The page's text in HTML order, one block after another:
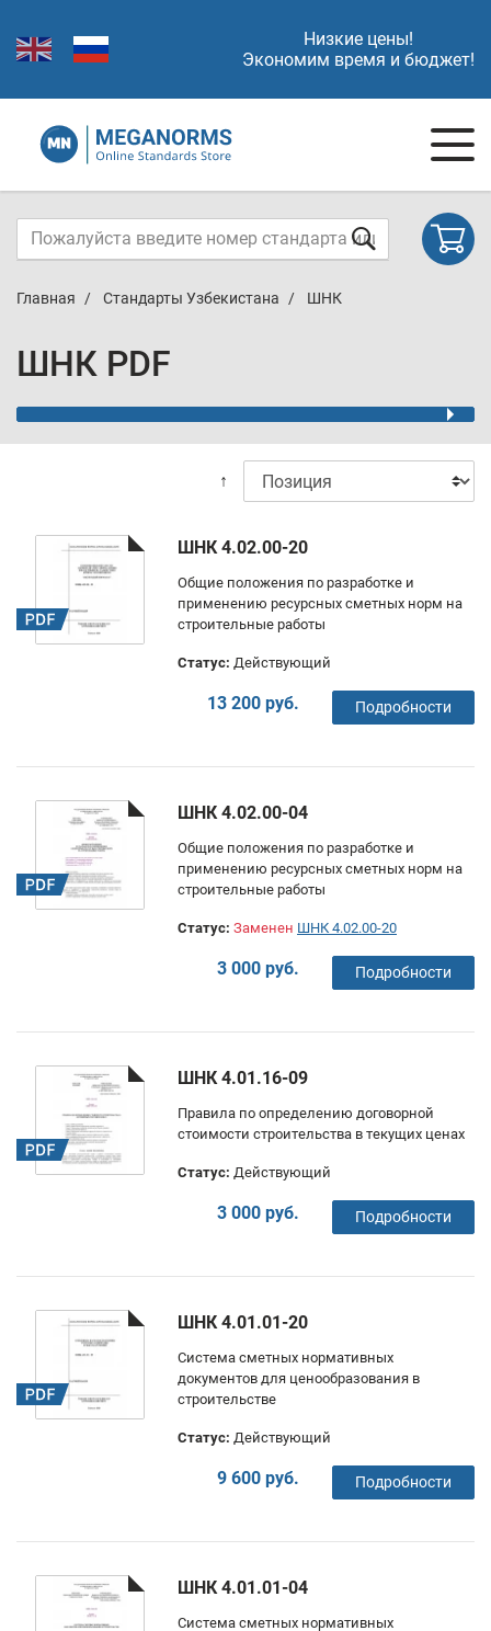
Низкие цены!
Экономим время и бюджет!
Главная Стандарты Узбекистана ШНК
ШНК PDF
↑
ШНК 4.02.00-20
Общие положения по разработке и
применению ресурсных сметных норм на
строительные работы
Статус: Действующий
13 200 руб. Подробности
ШНК 4.02.00-04
Общие положения по разработке и
применению ресурсных сметных норм на
строительные работы
Статус: Заменен ШНК 4.02.00-20
3 000 руб. Подробности
ШНК 4.01.16-09
Правила по определению договорной
стоимости строительства в текущих ценах
Статус: Действующий
3 000 руб. Подробности
ШНК 4.01.01-20
Система сметных нормативных
документов для ценообразования в
строительстве
Статус: Действующий
9 600 руб. Подробности
ШНК 4.01.01-04
Система сметных нормативных